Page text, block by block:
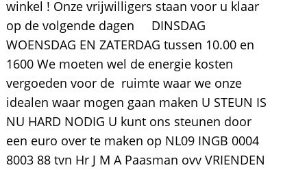
winkel ! Onze vrijwilligers staan voor u klaar
op de volgende dagen DINSDAG
WOENSDAG EN ZATERDAG tussen 10.00 en
1600 We moeten wel de energie kosten
vergoeden voor de ruimte waar we onze
idealen waar mogen gaan maken U STEUN IS
NU HARD NODIG U kunt ons steunen door
een euro over te maken op NL09 INGB 0004
8003 88 tvn Hr J M A Paasman ovv VRIENDEN